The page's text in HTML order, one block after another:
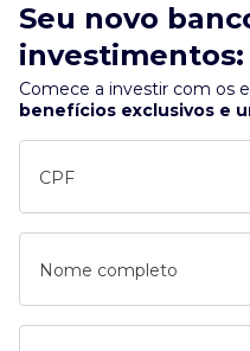
Seu novo
investimentos:
Comece a investir com os
benefícios exclusivos e
CPF
Nome completo